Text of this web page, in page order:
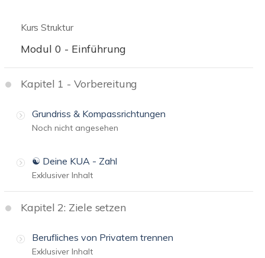
Kurs Struktur
Modul 0 - Einführung
Kapitel 1 - Vorbereitung
Grundriss & Kompassrichtungen
Noch nicht angesehen
☯️ Deine KUA - Zahl
Exklusiver Inhalt
Kapitel 2: Ziele setzen
Berufliches von Privatem trennen
Exklusiver Inhalt